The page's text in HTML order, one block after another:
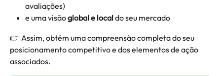
avaliações)
e uma visão global e local do seu mercado
👉 Assim, obtém uma compreensão completa do seu
posicionamento competitivo e dos elementos de ação
associados.